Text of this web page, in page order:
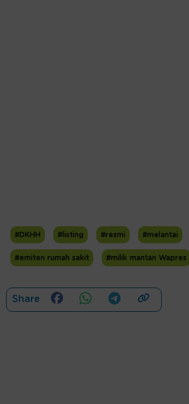
#DKHH #listing #resmi #melantai
#emiten rumah sakit #milik mantan Wapres
Share